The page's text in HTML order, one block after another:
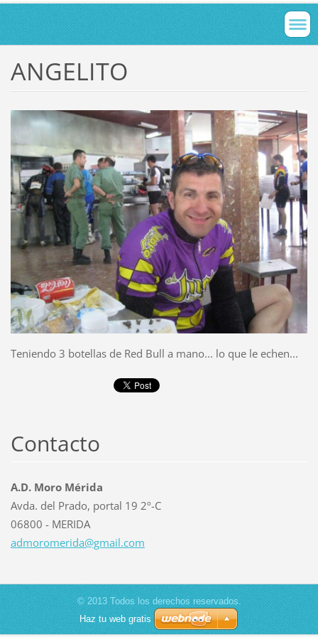
ANGELITO
Teniendo 3 botellas de Red Bull a mano... lo que le echen...
Contacto
A.D. Moro Mérida
Avda. del Prado, portal 19 2º-C
06800 - MERIDA
admoromerida@gmail.com
© 2013 Todos los derechos reservados.
Haz tu web gratis